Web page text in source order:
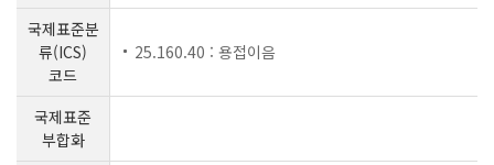
국제표준분
류(ICS)
코드
25.160.40 : 용접이음
국제표준
부합화